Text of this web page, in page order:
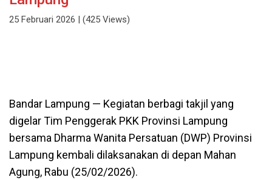
25 Februari 2026 | (425 Views)
Bandar Lampung — Kegiatan berbagi takjil yang
digelar Tim Penggerak PKK Provinsi Lampung
bersama Dharma Wanita Persatuan (DWP) Provinsi
Lampung kembali dilaksanakan di depan Mahan
Agung, Rabu (25/02/2026).